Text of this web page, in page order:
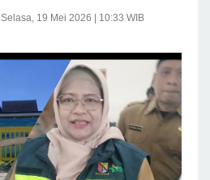
Selasa, 19 Mei 2026 | 10:33 WIB